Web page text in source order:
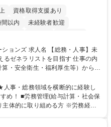
資格取得支援あり
以内
未経験者歓迎
給 土日祝休み 寮・社宅あり
務・人事】未
ラリストを目指す 仕事の内
・安全衛生・福利厚生等）からお
育業務へ守備範囲を広げ、組織運
給与
全衛生、健康経営推進等をお任せ
ど、幅広く経験を積んでいただき
事・総務領域を横断的に経験し
算・社会保
主体的に取り組める方 ※労務経験